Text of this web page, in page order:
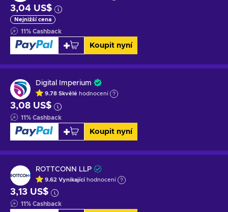
3,04 US$
Nejnižší cena
11% Cashback
Koupit nyní
Digital Imperium
9.78 Skvělé hodnocení
3,08 US$
11% Cashback
Koupit nyní
ROTTCONN LLP
9.62 Vynikající hodnocení
3,13 US$
11% Cashback